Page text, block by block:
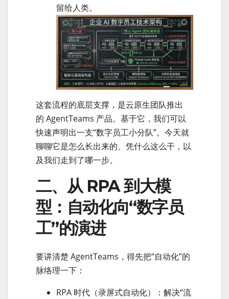
留给人类。
这套流程的底层支撑，是云原生团队推出
的 AgentTeams 产品。基于它，我们可以
快速声明出一支“数字员工小分队”。今天就
聊聊它是怎么长出来的、凭什么这么干，以
及我们走到了哪一步。
二、从 RPA 到大模
型：自动化向“数字员
工”的演进
要讲清楚 AgentTeams，得先把“自动化”的
脉络理一下：
RPA 时代（录屏式自动化）：解决“流